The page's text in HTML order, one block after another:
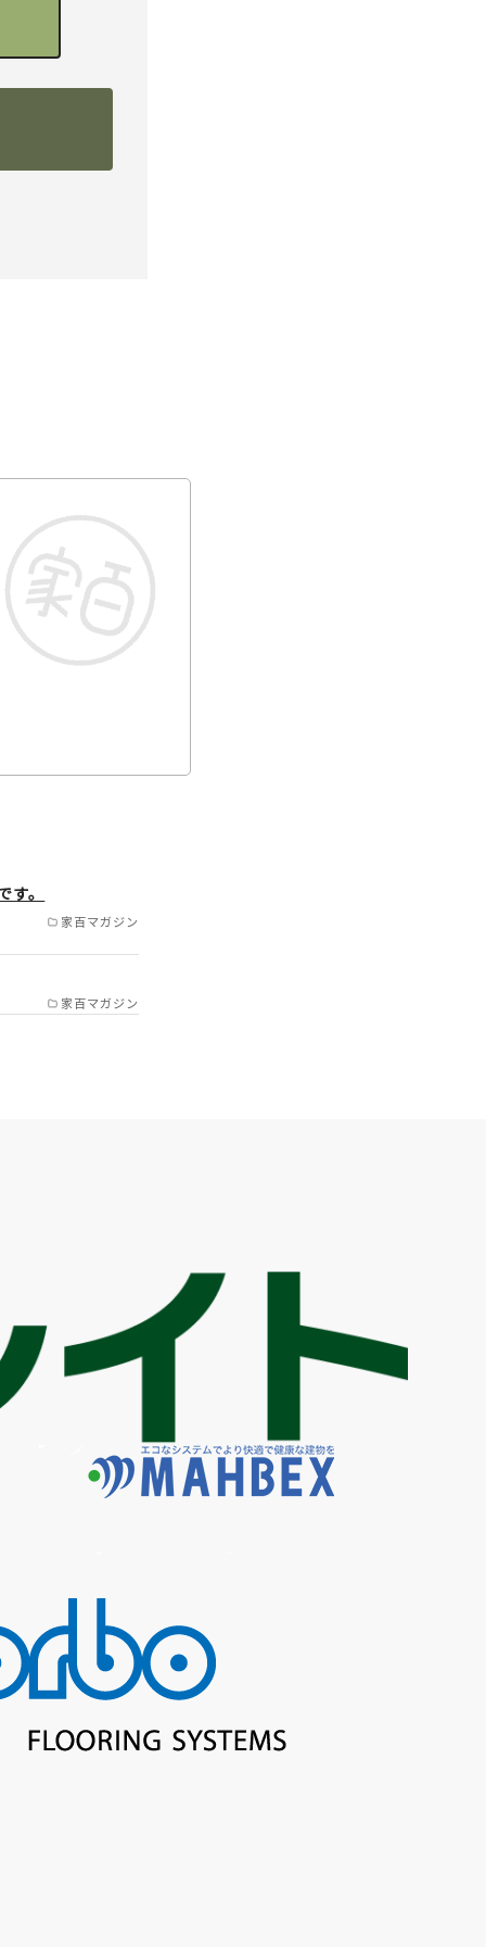
真市/守口市/寝屋川
家百マガジン
。
家百マガジン